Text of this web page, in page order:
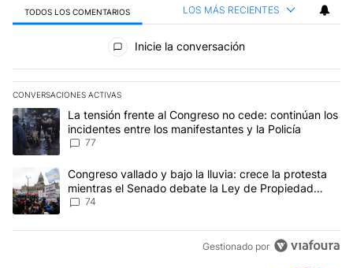
TODOS LOS COMENTARIOS LOS MÁS RECIENTES
Todos los comentarios
Inicie la conversación
CONVERSACIONES ACTIVAS
Este listado muestra los artículos con más comentarios en los
Un artículo de tendencia con el título "La tensión frente al
La tensión frente al Congreso no cede: continúan los
incidentes entre los manifestantes y la Policía
77
Un artículo de tendencia con el título "Congreso vallado y bajo
Congreso vallado y bajo la lluvia: crece la protesta
mientras el Senado debate la Ley de Propiedad
Privada
74
Gestionado por